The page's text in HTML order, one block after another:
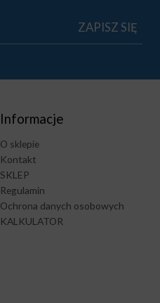
Informacje
O sklepie
Kontakt
SKLEP
Regulamin
Ochrona danych osobowych
KALKULATOR